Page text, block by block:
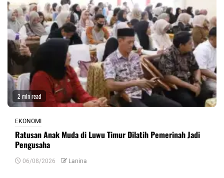
2 min read
EKONOMI
Ratusan Anak Muda di Luwu Timur Dilatih Pemerinah Jadi
Pengusaha
06/08/2026 Lanina